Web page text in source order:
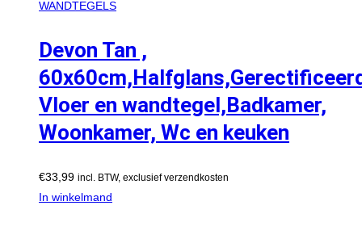
WANDTEGELS
Devon Tan ,
Vloer en wandtegel,Badkamer,
Woonkamer, Wc en keuken
€33,99 incl. BTW, exclusief verzendkosten
In winkelmand